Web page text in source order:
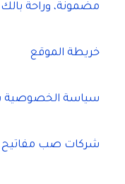
مضمونة، وراحة بالك
خريطة الموقع
سياسة الخصوصية
شركات صب مفاتيح